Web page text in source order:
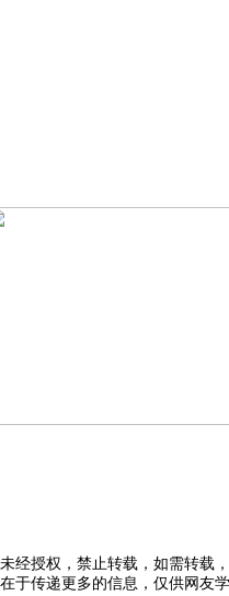
授权，禁止转载，如需转载，
传递更多的信息，仅供网